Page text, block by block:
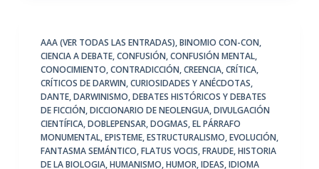
AAA (VER TODAS LAS ENTRADAS),BINOMIO CON-CON,
CIENCIA A DEBATE,CONFUSIÓN,CONFUSIÓN MENTAL,
CONOCIMIENTO,CONTRADICCIÓN,CREENCIA,CRÍTICA,
CRÍTICOS DE DARWIN,CURIOSIDADES Y ANÉCDOTAS,
DANTE,DARWINISMO,DEBATES HISTÓRICOS Y DEBATES
DE FICCIÓN,DICCIONARIO DE NEOLENGUA,DIVULGACIÓN
CIENTÍFICA,DOBLEPENSAR,DOGMAS,EL PÁRRAFO
MONUMENTAL,EPISTEME,ESTRUCTURALISMO,EVOLUCIÓN,
FANTASMA SEMÁNTICO,FLATUS VOCIS,FRAUDE,HISTORIA
DE LA BIOLOGIA,HUMANISMO,HUMOR,IDEAS,IDIOMA